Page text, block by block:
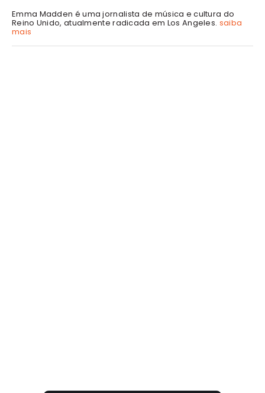
Emma Madden é uma jornalista de música e cultura do
Reino Unido, atualmente radicada em Los Angeles. saiba
mais